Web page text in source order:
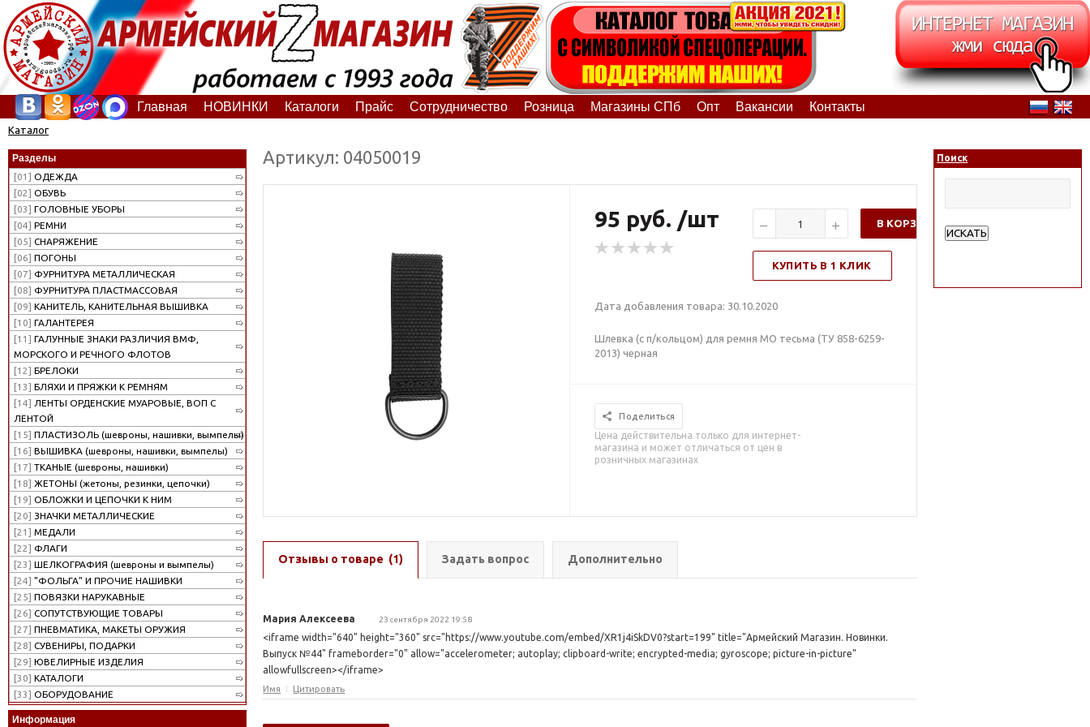
Главная НОВИНКИ Каталоги Прайс Сотрудничество Розница Магазины СПб Опт Вакансии Контакты
Каталог
Разделы
[01] ОДЕЖДА
[02] ОБУВЬ
[03] ГОЛОВНЫЕ УБОРЫ
[04] РЕМНИ
[05] СНАРЯЖЕНИЕ
[06] ПОГОНЫ
[07] ФУРНИТУРА МЕТАЛЛИЧЕСКАЯ
[08] ФУРНИТУРА ПЛАСТМАССОВАЯ
[09] КАНИТЕЛЬ, КАНИТЕЛЬНАЯ ВЫШИВКА
[10] ГАЛАНТЕРЕЯ
[11] ГАЛУННЫЕ ЗНАКИ РАЗЛИЧИЯ ВМФ,
МОРСКОГО И РЕЧНОГО ФЛОТОВ
[12] БРЕЛОКИ
[13] БЛЯХИ И ПРЯЖКИ К РЕМНЯМ
[14] ЛЕНТЫ ОРДЕНСКИЕ МУАРОВЫЕ, ВОП С
ЛЕНТОЙ
[15] ПЛАСТИЗОЛЬ (шевроны, нашивки, вымпелы)
[16] ВЫШИВКА (шевроны, нашивки, вымпелы)
[17] ТКАНЫЕ (шевроны, нашивки)
[18] ЖЕТОНЫ (жетоны, резинки, цепочки)
[19] ОБЛОЖКИ И ЦЕПОЧКИ К НИМ
[20] ЗНАЧКИ МЕТАЛЛИЧЕСКИЕ
[21] МЕДАЛИ
[22] ФЛАГИ
[23] ШЕЛКОГРАФИЯ (шевроны и вымпелы)
[24] "ФОЛЬГА" И ПРОЧИЕ НАШИВКИ
[25] ПОВЯЗКИ НАРУКАВНЫЕ
[26] СОПУТСТВУЮЩИЕ ТОВАРЫ
[27] ПНЕВМАТИКА, МАКЕТЫ ОРУЖИЯ
[28] СУВЕНИРЫ, ПОДАРКИ
[29] ЮВЕЛИРНЫЕ ИЗДЕЛИЯ
[30] КАТАЛОГИ
[33] ОБОРУДОВАНИЕ
Информация
Артикул: 04050019
95 руб. /шт В КОРЗИНУ
КУПИТЬ В 1 КЛИК
Дата добавления товара: 30.10.2020
Шлевка (с п/кольцом) для ремня МО тесьма (ТУ 858-6259-
2013) черная
Поделиться
Цена действительна только для интернет-
магазина и может отличаться от цен в
розничных магазинах
Отзывы о товаре (1) Задать вопрос Дополнительно
Мария Алексеева 23 сентября 2022 19:58
<iframe width="640" height="360" src="https://www.youtube.com/embed/XR1j4iSkDV0?start=199" title="Армейский Магазин. Новинки.
Выпуск №44" frameborder="0" allow="accelerometer; autoplay; clipboard-write; encrypted-media; gyroscope; picture-in-picture"
allowfullscreen></iframe>
Имя Цитировать
Поиск
ИСКАТЬ